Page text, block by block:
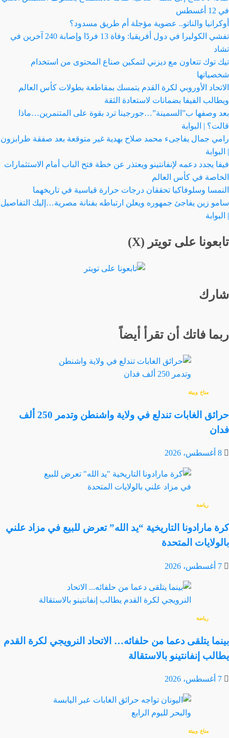
في 12 أغسطس
أوكرانيا والناتو.. عضوية مؤجلة أم طريق مسدود؟
تفشي الكوليرا في دول أفريقيا: وفاة 13 فردًا وإصابة 240 آخرين في
تشاد
تيك توك تتعاون مع ديزني لتمكين صناع المحتوى من استخدام
شخصياتها
الاتحاد الأوروبي لكرة القدم يتمسك بمقاطعة بطولات كأس العالم
ويطالب الفيفا بضمانات لاستعادة الثقة
بعد وصفها ب”السمينة”…جورجينا ترد بقوة على المتنمرين…ماذا
قالت؟ | البوابة
رامي جمال يفاجىء محمد صلاح بهدية غير متوقعة بعد صفقة طرابزون
| البوابة
فيفا يجدد دعمه لإنفانتينو ويعتذر عن خطة فتح الباب أمام الاستثمارات
الخاصة في كأس العالم
النمسا وسلوفاكيا تحققان درجات حرارة قياسية في تاريخهما
سامو زين يفاجئ جمهوره ويعلن ارتباطه بفنانة مصرية…إليك التفاصيل
| البوابة
تابعونا على تويتر (X)
شارك
ربما فاتك أن تقرأ أيضاً
مناخ وبيئة
حرائق الغابات تندلع في ولاية واشنطن وتدمر 250 ألف
فدان
8 أغسطس، 2026
رياضة
كرة مارادونا التاريخية “يد الله” تعرض للبيع في مزاد علني
بالولايات المتحدة
7 أغسطس، 2026
رياضة
بينما يتلقى دعما من حلفائه… الاتحاد النرويجي لكرة القدم
يطالب إنفانتينو بالاستقالة
7 أغسطس، 2026
مناخ وبيئة